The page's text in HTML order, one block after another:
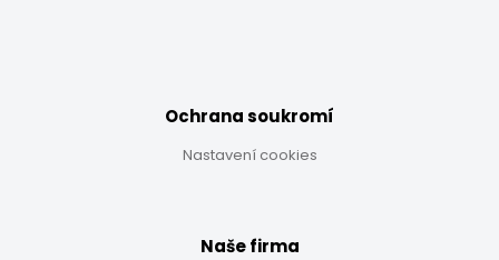
Ochrana soukromí
Nastavení cookies
Naše firma